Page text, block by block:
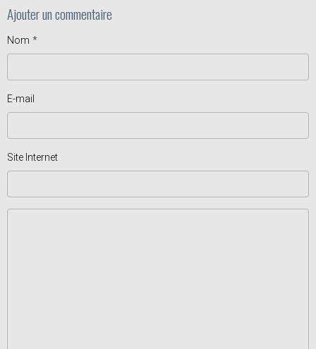
Ajouter un commentaire
Nom
E-mail
Site Internet